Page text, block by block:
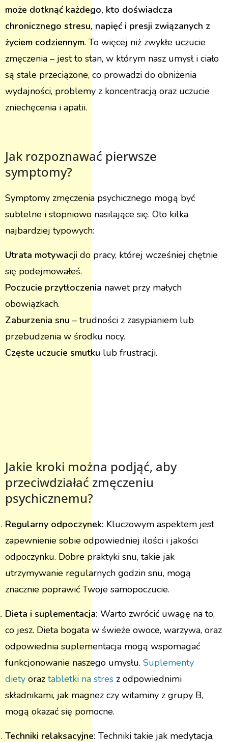
może dotknąć każdego, kto doświadcza
chronicznego stresu, napięć i presji związanych z
życiem codziennym. To więcej niż zwykłe uczucie
zmęczenia – jest to stan, w którym nasz umysł i ciało
są stale przeciążone, co prowadzi do obniżenia
wydajności, problemy z koncentracją oraz uczucie
zniechęcenia i apatii.
Jak rozpoznawać pierwsze
symptomy?
Symptomy zmęczenia psychicznego mogą być
subtelne i stopniowo nasilające się. Oto kilka
najbardziej typowych:
Utrata motywacji do pracy, której wcześniej chętnie
się podejmowałeś.
Poczucie przytłoczenia nawet przy małych
obowiązkach.
Zaburzenia snu – trudności z zasypianiem lub
przebudzenia w środku nocy.
Częste uczucie smutku lub frustracji.
Jakie kroki można podjąć, aby
przeciwdziałać zmęczeniu
psychicznemu?
Regularny odpoczynek: Kluczowym aspektem jest
zapewnienie sobie odpowiedniej ilości i jakości
odpoczynku. Dobre praktyki snu, takie jak
utrzymywanie regularnych godzin snu, mogą
znacznie poprawić Twoje samopoczucie.
Dieta i suplementacja: Warto zwrócić uwagę na to,
co jesz. Dieta bogata w świeże owoce, warzywa, oraz
odpowiednia suplementacja mogą wspomagać
funkcjonowanie naszego umysłu. Suplementy
diety oraz tabletki na stres z odpowiednimi
składnikami, jak magnez czy witaminy z grupy B,
mogą okazać się pomocne.
Techniki relaksacyjne: Techniki takie jak medytacja,